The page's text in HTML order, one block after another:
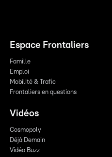
Espace Frontaliers
Famille
Emploi
Mobilité & Trafic
Frontaliers en questions
Vidéos
Cosmopoly
Déjà Demain
Vidéo Buzz